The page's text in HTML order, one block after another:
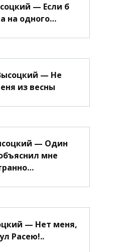
— Если б
на одного…
— Не
из весны
— Один
мне
— Нет меня,
Расею!..